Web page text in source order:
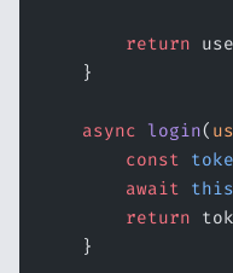
        return
    }
    async
login(
        const
        await
this
        return
    }